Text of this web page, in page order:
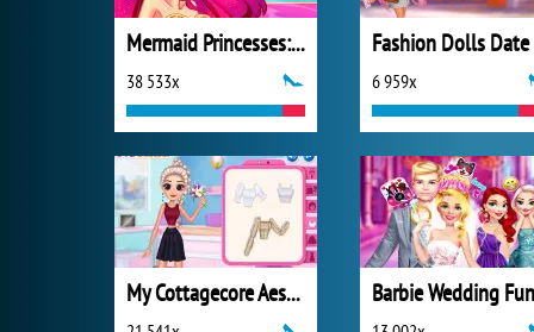
Mermaid Princesses: Underwater Games
38 533x 6 959x
My Cottagecore Aesthetic Look Barbie Wedding Fun